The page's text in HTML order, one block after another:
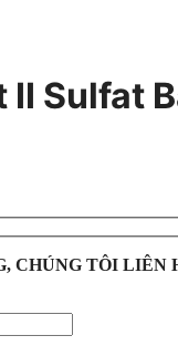
II Sulfat
CHÚNG TÔI LIÊN